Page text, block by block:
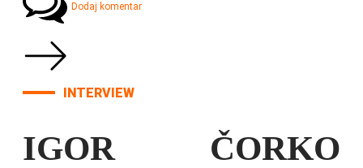
Dodaj komentar
INTERVIEW
IGOR ČORKO